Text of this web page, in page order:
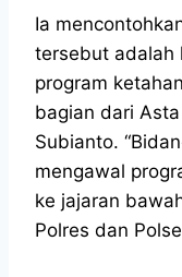
Ia
tersebut adalah
program
bagian dari
Subianto.
mengawal
ke jajaran
Polres dan